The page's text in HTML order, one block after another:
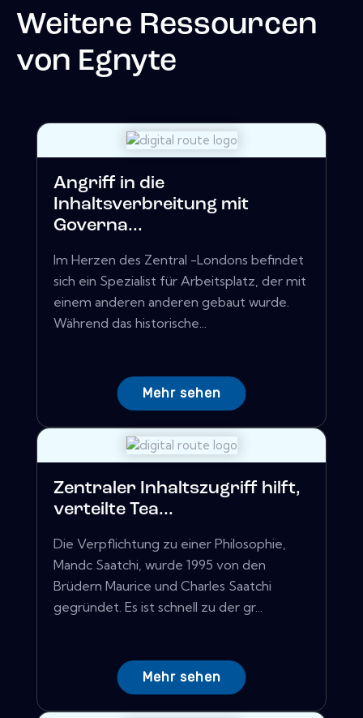
Weitere Ressourcen
von Egnyte
Angriff in die
Inhaltsverbreitung mit
Governa...
Im Herzen des Zentral -Londons befindet
sich ein Spezialist für Arbeitsplatz, der mit
einem anderen anderen gebaut wurde.
Während das historische...
Mehr sehen
Zentraler Inhaltszugriff hilft,
verteilte Tea...
Die Verpflichtung zu einer Philosophie,
Mandc Saatchi, wurde 1995 von den
Brüdern Maurice und Charles Saatchi
gegründet. Es ist schnell zu der gr...
Mehr sehen